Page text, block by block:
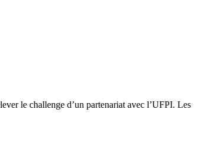
le challenge d’un partenariat avec l’UFPI. Les